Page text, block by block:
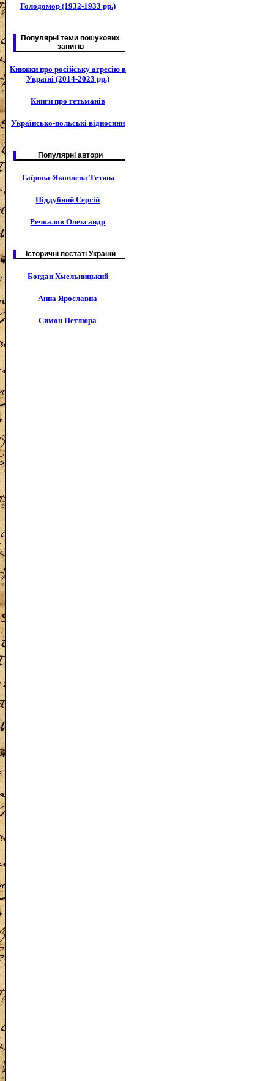
Голодомор (1932-1933 рр.)
Популярні теми пошукових
запитів
Книжки про російську агресію в
Україні (2014-2023 рр.)
Книги про гетьманів
Українсько-польські відносини
Популярні автори
Таїрова-Яковлева Тетяна
Піддубний Сергій
Речкалов Олександр
Історичні постаті України
Богдан Хмельницький
Анна Ярославна
Симон Петлюра